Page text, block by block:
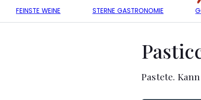
FEINSTE WEINE STERNE GASTRONOMIE
Pastete.